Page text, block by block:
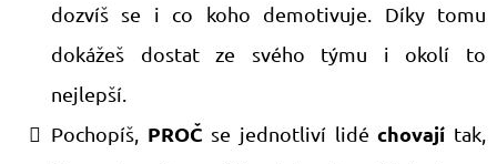
dozvíš se i co koho demotivuje. Díky tomu
dokážeš dostat ze svého týmu i okolí to
nejlepší.
​Pochopíš, PROČ se jednotliví lidéchovají tak,